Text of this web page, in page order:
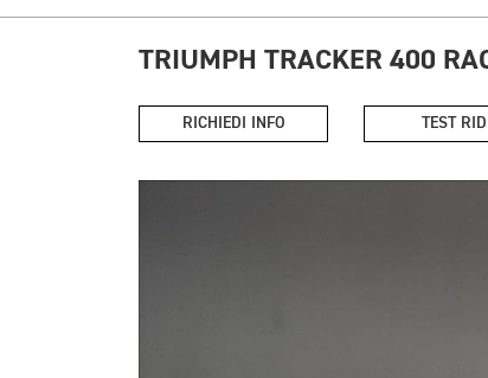
TRIUMPH TRACKER 400
RICHIEDI INFO TEST